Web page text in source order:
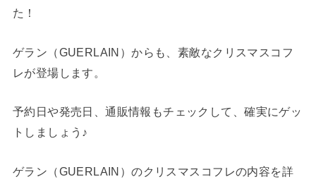
た！
ゲラン（GUERLAIN）からも、素敵なクリスマスコフ
レが登場します。
予約日や発売日、通販情報もチェックして、確実にゲッ
トしましょう♪
ゲラン（GUERLAIN）のクリスマスコフレの内容を詳